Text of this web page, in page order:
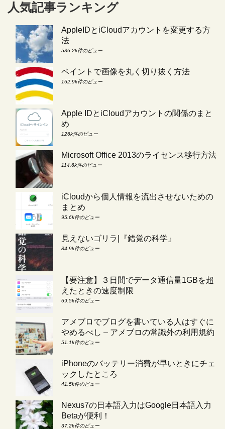
人気記事ランキング
AppleIDとiCloudアカウントを変更する方
法
536.2k件のビュー
ペイントで画像を丸く切り抜く方法
162.9k件のビュー
Apple IDとiCloudアカウントの関係のまと
め
126k件のビュー
Microsoft Office 2013のライセンス移行方法
114.6k件のビュー
iCloudから個人情報を流出させないための
まとめ
95.6k件のビュー
見えないゴリラ|『錯覚の科学』
84.9k件のビュー
【要注意】３日間でデータ通信量1GBを超
えたときの速度制限
69.5k件のビュー
アメブロでブログを書いている人はすぐに
やめるべし – アメブロの常識外の利用規約
51.1k件のビュー
iPhoneのバッテリー消費が早いときにチェ
ックしたところ
41.5k件のビュー
Nexus7の日本語入力はGoogle日本語入力
Betaが便利！
37.2k件のビュー